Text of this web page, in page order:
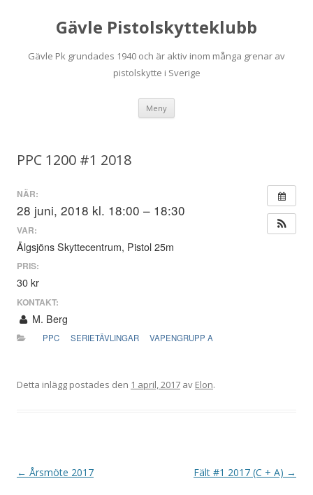
Gävle Pistolskytteklubb
Gävle Pk grundades 1940 och är aktiv inom många grenar av
pistolskytte i Sverige
Meny
PPC 1200 #1 2018
NÄR:
28 juni, 2018 kl. 18:00 – 18:30
VAR:
Älgsjöns Skyttecentrum, Pistol 25m
PRIS:
30 kr
KONTAKT:
M. Berg
PPC SERIETÄVLINGAR VAPENGRUPP A
Detta inlägg postades den 1 april, 2017 av Elon.
I← Årsmöte 2017 Fält #1 2017 (C + A) →